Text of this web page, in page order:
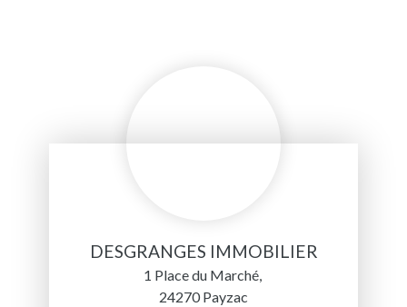
DESGRANGES IMMOBILIER
1 Place du Marché,
24270 Payzac